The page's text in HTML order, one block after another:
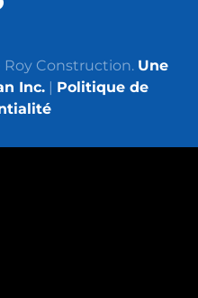
Construction. Une
Inc.| Politique de